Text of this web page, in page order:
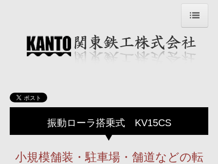
トップページ Top page
企業情報
会社・製品紹介動画
製品情報（カタログ含）
国内サービス協力工場
振動ローラ搭乗式 KV15CS
小規模舗装・駐車場・舗道などの転